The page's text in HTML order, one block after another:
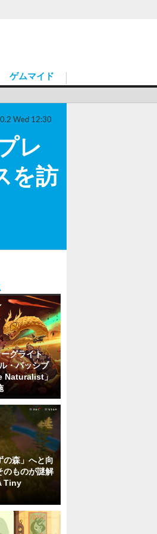
ゲムマイド
レ
を訪
Wed 12:30
グライト
・パッシブ
Naturalist」
の森」へと向
ものが謎解
Tiny